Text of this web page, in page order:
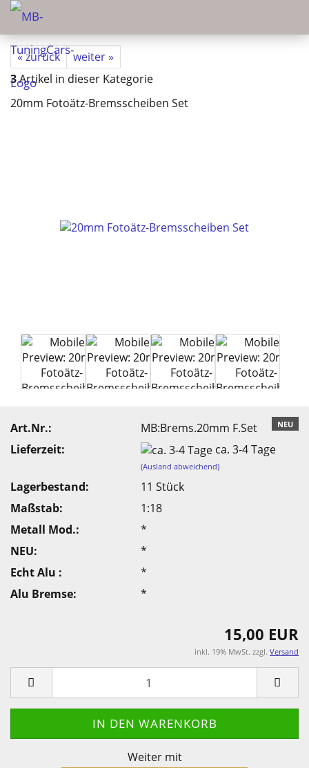
« zurück
weiter »
3Artikel in dieser Kategorie
20mm Fotoätz-Bremsscheiben Set
NEU
Art.Nr.:
MB:Brems.20mm F.Set
Lieferzeit:
ca. 3-4 Tage
(Ausland abweichend)
Lagerbestand: 11Stück
Maßstab:
1:18
Metall Mod.:
*
NEU:
*
Echt Alu :
*
Alu Bremse:
*
15,00 EUR
inkl. 19% MwSt. zzgl. Versand
Weiter mit